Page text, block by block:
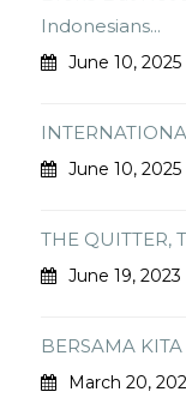
Indonesians...
June 10, 2025
June 10, 2025
THE QUITTER,
June 19, 2023
BERSAMA
March 20,